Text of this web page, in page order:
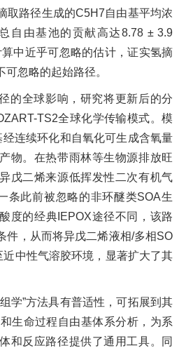
取路径生成的C5H7自由基平均浓
自由基池的贡献高达8.78 ± 3.9
中近乎可忽略的估计，证实氢摘
忽略的起始路径。
的全球影响，研究将更新后的分
TS2全球化学传输模式。模
连续环化和自氧化可生成含氧量
物。在热带雨林等生物源排放旺
戊二烯来源低挥发性二次有机气
条此前被忽略的非环醚类SOA生
度的经典IEPOX途径不同，该路
件，从而将异戊二烯液相/多相SO
中性气溶胶环境，显著扩大了其
学”方法具有普适性，可拓展到其
生命过程自由基体系分析，为系
和反应路径提供了通用工具。同